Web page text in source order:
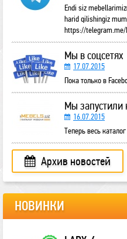
Endi siz
harid qilishingiz
https://telegram.me/
Мы в соцсетях
17.07.2015
Пока только в
Мы запустили
16.07.2015
Теперь весь
Архив новостей
НОВИНКИ